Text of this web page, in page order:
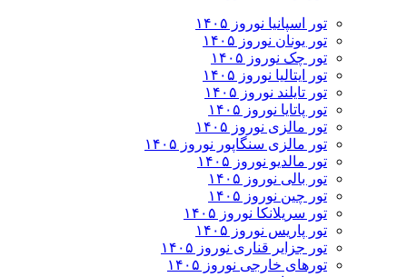
تور اسپانیا نوروز ۱۴۰۵
تور یونان نوروز ۱۴۰۵
تور چک نوروز ۱۴۰۵
تور ایتالیا نوروز ۱۴۰۵
تور تایلند نوروز ۱۴۰۵
تور پاتایا نوروز ۱۴۰۵
تور مالزی نوروز ۱۴۰۵
تور مالزی سنگاپور نوروز ۱۴۰۵
تور مالدیو نوروز ۱۴۰۵
تور بالی نوروز ۱۴۰۵
تور چين نوروز ۱۴۰۵
تور سریلانکا نوروز ۱۴۰۵
تور پاریس نوروز ۱۴۰۵
تور جزایر قناری نوروز ۱۴۰۵
تورهای خارجی نوروز ۱۴۰۵